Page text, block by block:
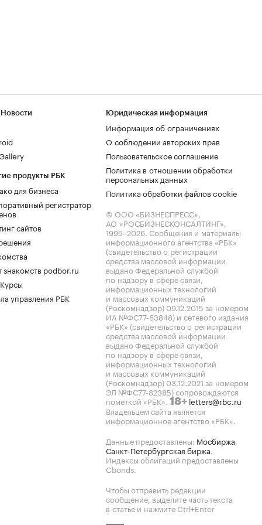
продукты РБК
для бизнеса
регистратор
сайтов
знакомств podbor.ru
управления РБК
Юридическая информация
Информация об ограничениях
О соблюдении авторских прав
Пользовательское соглашение
Политика в отношении обработки
персональных данных
Политика обработки файлов cookie
© ООО «БИЗНЕСПРЕСС»,
АО «РОСБИЗНЕСКОНСАЛТИНГ»,
1995–2026. Сообщения и материалы
информационного агентства «РБК»
(свидетельство о регистрации
средства массовой информации
выдано Федеральной службой
по надзору в сфере связи,
информационных технологий
и массовых коммуникаций
(Роскомнадзор) 09.12.2015 за номером
ИА №ФС77-63848) и сетевого издания
«РБК» (свидетельство о регистрации
средства массовой информации
выдано Федеральной службой
по надзору в сфере связи,
информационных технологий
и массовых коммуникаций
(Роскомнадзор) 03.12.2021 за номером
ЭЛ №ФС77-82385) сопровождаются
пометкой «РБК». 18+ letters@rbc.ru
Владельцем сайта является
информационное агентство «РБК».
Данные предоставлены: Мосбиржа,
Санкт-Петербургская биржа.
Индексы облигаций предоставлены
Cbonds.
Чтобы отправить редакции
сообщение, выделите часть текста
в статье и нажмите Ctrl+Enter